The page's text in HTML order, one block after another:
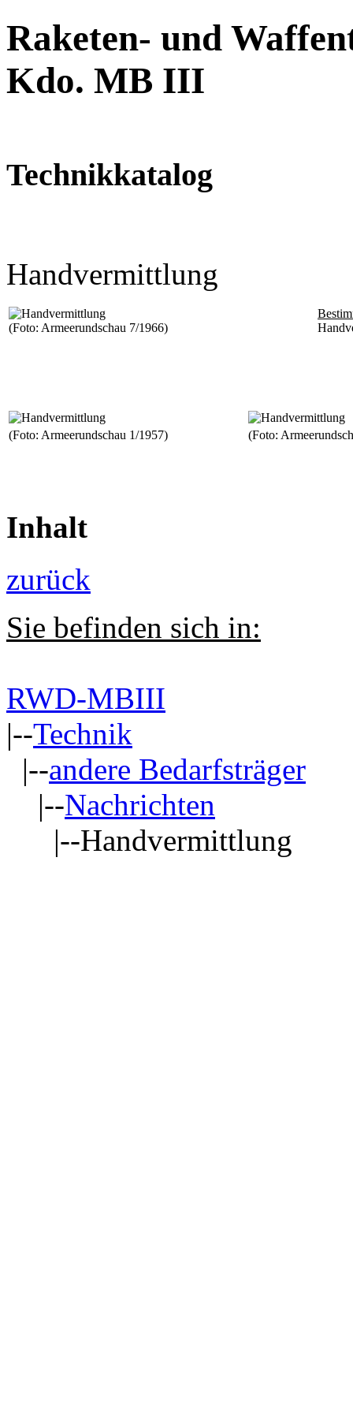
Raketen- und
Kdo. MB III
Technikkatalog
Handvermittlung
(Foto: Armeerundschau 7/1966)
(Foto: Armeerundschau 1/1957) (Foto:
Inhalt
zurück
Sie befinden sich in:
RWD-MBIII
|--Technik
|--andere Bedarfsträger
|--Nachrichten
|--Handvermittlung